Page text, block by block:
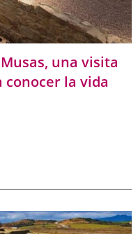
una visita
la vida